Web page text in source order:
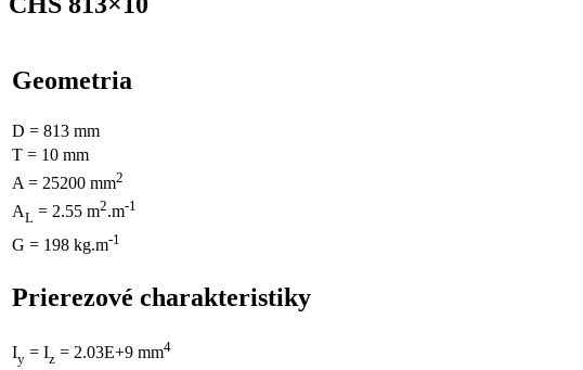
Geometria
D = 813 mm
T = 10 mm
A = 25200 mm2
AL = 2.55 m2.m-1
G = 198 kg.m-1
Prierezové charakteristiky
Iy = Iz = 2.03E+9 mm4